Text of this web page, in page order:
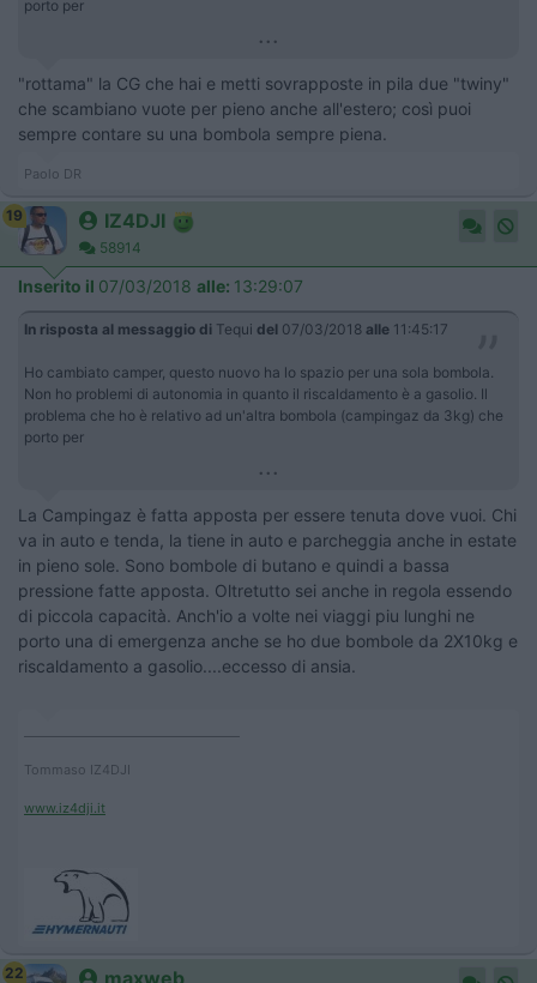
porto per
...
"rottama" la CG che hai e metti sovrapposte in pila due "twiny"
che scambiano vuote per pieno anche all'estero; così puoi
sempre contare su una bombola sempre piena.
Paolo DR
19 IZ4DJI
58914
Inserito il 07/03/2018 alle: 13:29:07
In risposta al messaggio di Tequi del 07/03/2018 alle 11:45:17
Ho cambiato camper, questo nuovo ha lo spazio per una sola bombola.
Non ho problemi di autonomia in quanto il riscaldamento è a gasolio. Il
problema che ho è relativo ad un'altra bombola (campingaz da 3kg) che
porto per
...
La Campingaz è fatta apposta per essere tenuta dove vuoi. Chi
va in auto e tenda, la tiene in auto e parcheggia anche in estate
in pieno sole. Sono bombole di butano e quindi a bassa
pressione fatte apposta. Oltretutto sei anche in regola essendo
di piccola capacità. Anch'io a volte nei viaggi piu lunghi ne
porto una di emergenza anche se ho due bombole da 2X10kg e
riscaldamento a gasolio....eccesso di ansia.
Tommaso IZ4DJI
www.iz4dji.it
22 maxweb